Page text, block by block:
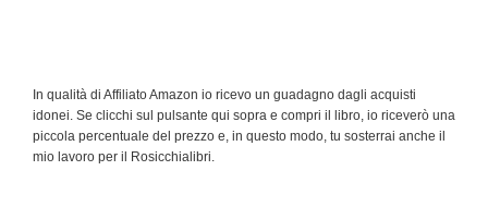
In qualità di Affiliato Amazon io ricevo un guadagno dagli acquisti
idonei. Se clicchi sul pulsante qui sopra e compri il libro, io riceverò una
piccola percentuale del prezzo e, in questo modo, tu sosterrai anche il
mio lavoro per il Rosicchialibri.